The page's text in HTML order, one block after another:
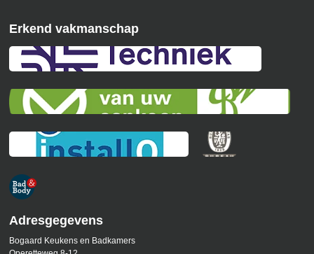
Erkend vakmanschap
Adresgegevens
Bogaard Keukens en Badkamers